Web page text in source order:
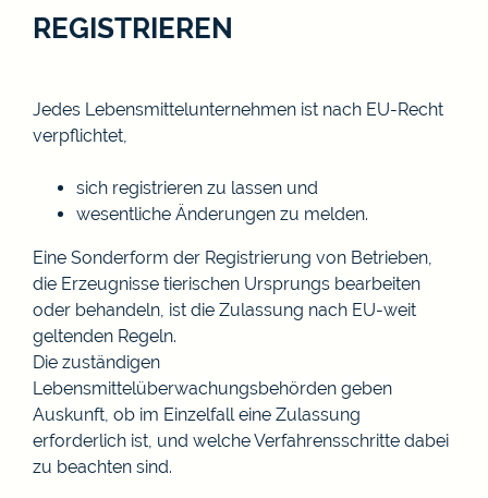
REGISTRIEREN
Jedes Lebensmittelunternehmen ist nach EU-Recht
verpflichtet,
sich registrieren zu lassen und
wesentliche Änderungen zu melden.
Eine Sonderform der Registrierung von Betrieben,
die Erzeugnisse tierischen Ursprungs bearbeiten
oder behandeln, ist die Zulassung nach EU-weit
geltenden Regeln.
Die zuständigen
Lebensmittelüberwachungsbehörden geben
Auskunft, ob im Einzelfall eine Zulassung
erforderlich ist, und welche Verfahrensschritte dabei
zu beachten sind.